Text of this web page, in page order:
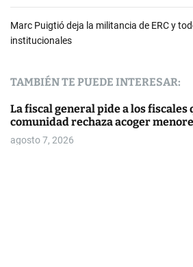
Marc Puigtió deja la militancia de ERC y
institucionales
TAMBIÉN TE PUEDE INTERESAR:
La fiscal general pide a los fiscales
comunidad rechaza acoger
agosto 7, 2026